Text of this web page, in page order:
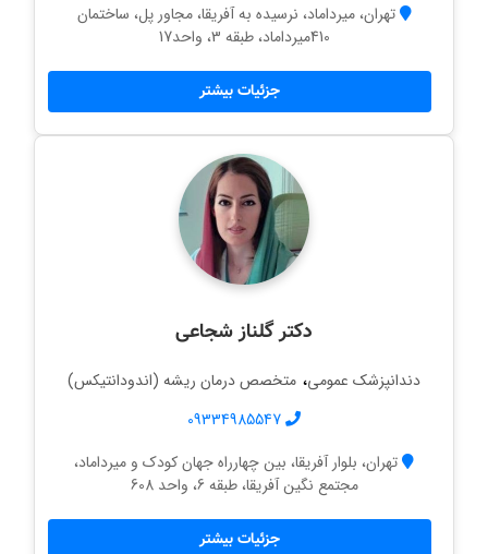
تهران، میرداماد، نرسیده به آفریقا، مجاور پل، ساختمان
410میرداماد، طبقه 3، واحد17
جزئیات بیشتر
دکتر گلناز شجاعی
دندانپزشک عمومی، متخصص درمان ریشه (اندودانتیکس)
09334985547
تهران، بلوار آفریقا، بین چهارراه جهان کودک و میرداماد،
مجتمع نگین آفریقا، طبقه 6، واحد 608
جزئیات بیشتر